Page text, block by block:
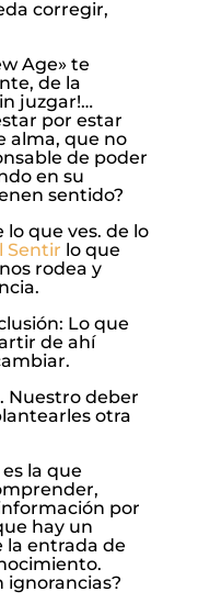
corregir,
Age» te
de la
juzgar!…
por estar
alma, que no
de poder
en su
sentido?
que ves. de lo
Sentir lo que
rodea y
Lo que
de ahí
Nuestro deber
otra
la que
por
hay un
la entrada de
ignorancias?